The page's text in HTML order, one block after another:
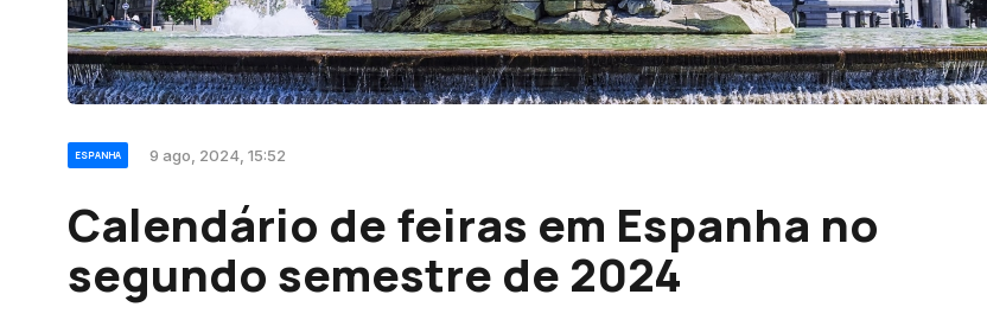
ESPANHA 9 ago, 2024, 15:52
Calendário de feiras em Espanha no
segundo semestre de 2024